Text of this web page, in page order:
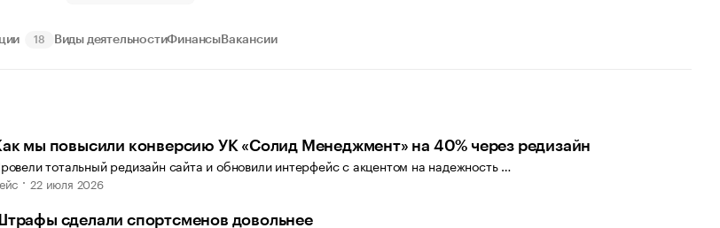
18 Виды деятельностиФинансы Вакансии
мы повысили конверсию УК «Солид Менеджмент» на 40% через редизайн
тотальный редизайн сайта и обновили интерфейс с акцентом на надежность …
22 июля 2026
сделали спортсменов довольнее